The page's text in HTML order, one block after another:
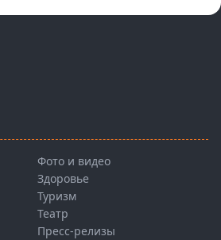
Фото и видео
Здоровье
Туризм
Театр
Пресс-релизы